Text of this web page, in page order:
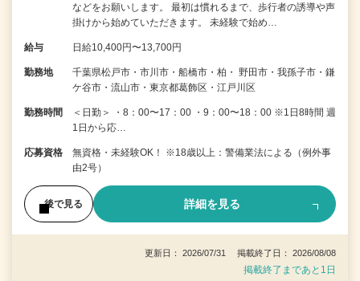
などをお願いします。 最初は慣れるまで、歩行者の誘導や声
掛けから始めていただきます。 未経験で始め…
給与 日給10,400円〜13,700円
勤務地
千葉県松戸市・市川市・船橋市・柏・ 野田市・我孫子市・鎌
ケ谷市・流山市・東京都葛飾区・江戸川区
勤務時間
＜日勤＞ ・8：00〜17：00 ・9：00〜18：00 ※1日8時間 週
1日から応…
応募資格
無資格・未経験OK！ ※18歳以上：警備業法による（例外事
由2号）
後で見る 詳細を見る
更新日： 2026/07/31 掲載終了日： 2026/08/08
掲載終了まであと1日